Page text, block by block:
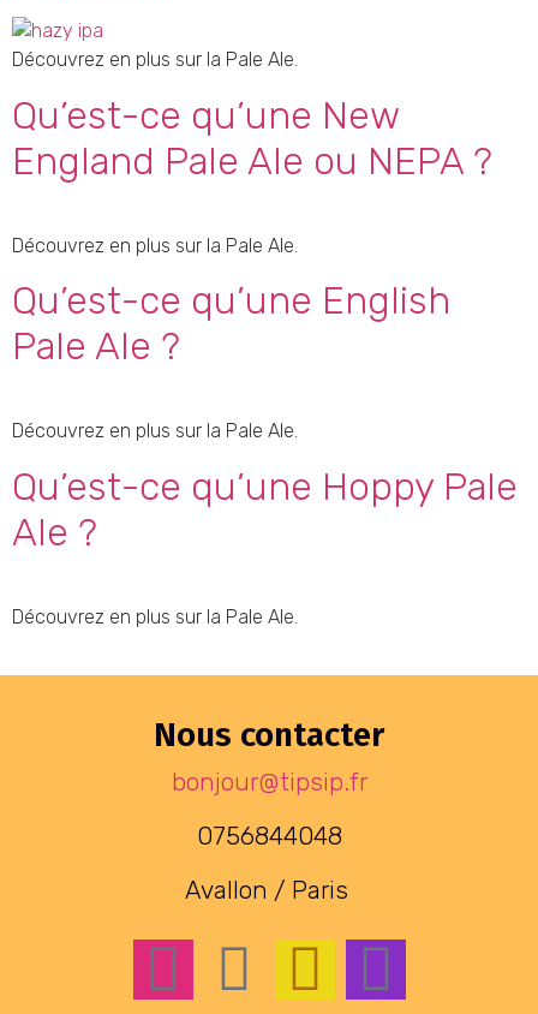
Découvrez en plus sur la Pale Ale.
Qu’est-ce qu’une New
England Pale Ale ou NEPA ?
Découvrez en plus sur la Pale Ale.
Qu’est-ce qu’une English
Pale Ale ?
Découvrez en plus sur la Pale Ale.
Qu’est-ce qu’une Hoppy Pale
Ale ?
Découvrez en plus sur la Pale Ale.
Nous contacter
bonjour@tipsip.fr
0756844048
Avallon / Paris